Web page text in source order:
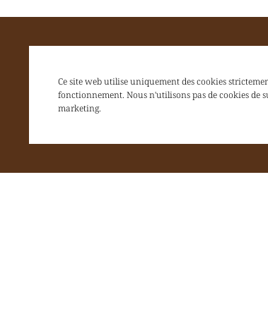
Ce site web utilise uniquement des cookies
fonctionnement. Nous n'utilisons pas de cookies de
marketing.